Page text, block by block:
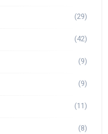
(29)
(42)
(9)
(9)
(11)
(8)